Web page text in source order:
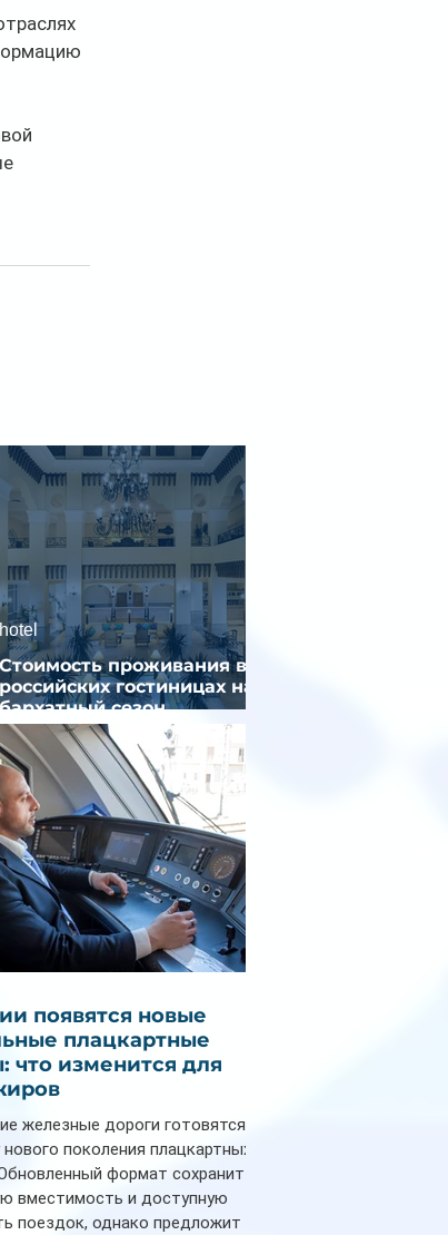
Стоимость проживания в
российских гостиницах на
бархатный сезон
снизилась на 9%
hotel
появятся новые
плацкартные
что изменится для
железные дороги готовятся
нового поколения плацкартных
формат сохранит
вместимость и доступную
поездок, однако предложит